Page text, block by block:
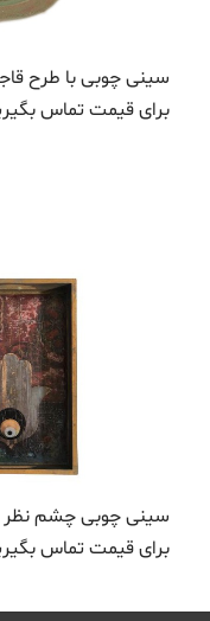
سینی چوبی با طرح
برای قیمت تماس
سینی چوبی چشم نظر
برای قیمت تماس